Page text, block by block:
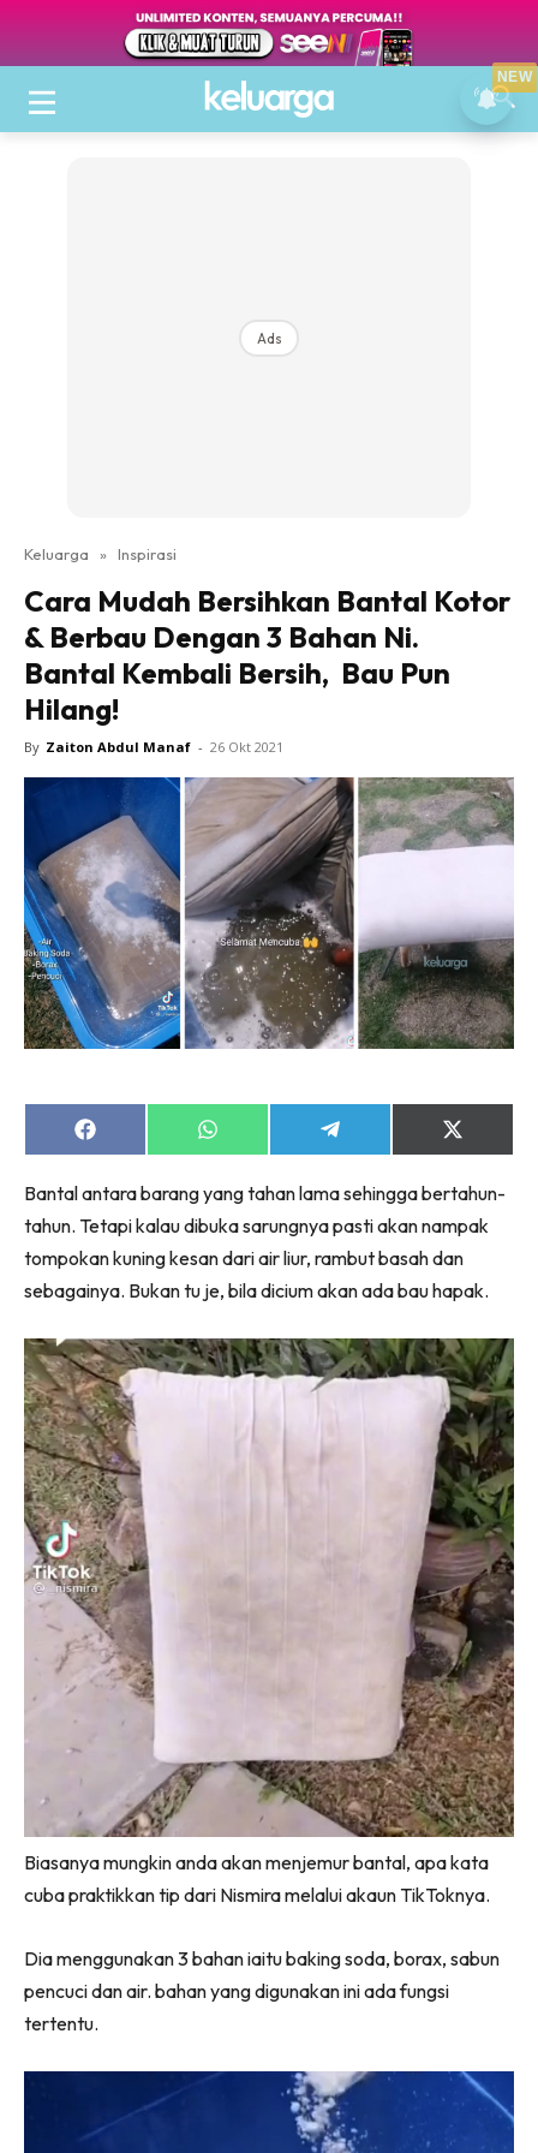
Ads
Keluarga » Inspirasi
Cara Mudah Bersihkan Bantal Kotor
& Berbau Dengan 3 Bahan Ni.
Bantal Kembali Bersih, Bau Pun
Hilang!
By Zaiton Abdul Manaf - 26 Okt 2021
Share
on
Share
on
Share
on
Share
on
(Twitter)
Bantal antara barang yang tahan lama sehingga bertahun-
tahun. Tetapi kalau dibuka sarungnya pasti akan nampak
tompokan kuning kesan dari air liur, rambut basah dan
sebagainya. Bukan tu je, bila dicium akan ada bau hapak.
Biasanya mungkin anda akan menjemur bantal, apa kata
cuba praktikkan tip dari Nismira melalui akaun TikToknya.
Dia menggunakan 3 bahan iaitu baking soda, borax, sabun
pencuci dan air. bahan yang digunakan ini ada fungsi
tertentu.
NEW